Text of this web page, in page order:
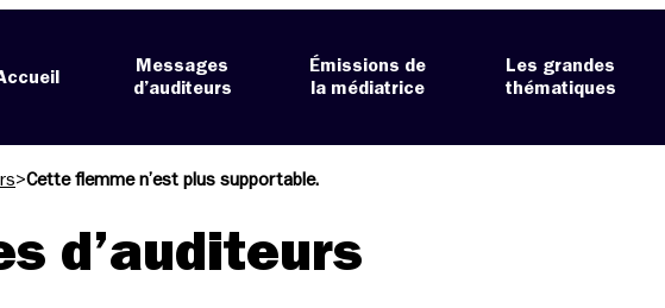
Messages
d’auditeurs
Émissions de
la médiatrice
Les grandes
thématiques
>Cette flemme n’est plus supportable.
d’auditeurs